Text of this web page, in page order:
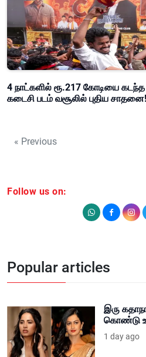
4 நாட்களில் ரூ.217 கோடியை
கடைசி படம் வசூலில் புதிய சாதனை!
« Previous
Follow us on:
Popular articles
இரு
கொண்டு
1 day ago